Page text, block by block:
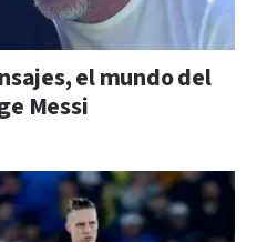
el mundo del
Messi